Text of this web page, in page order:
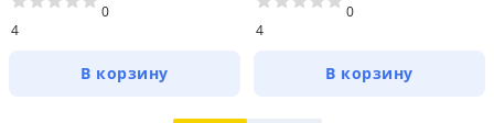
4
0
В корзину
4
0
В корзину